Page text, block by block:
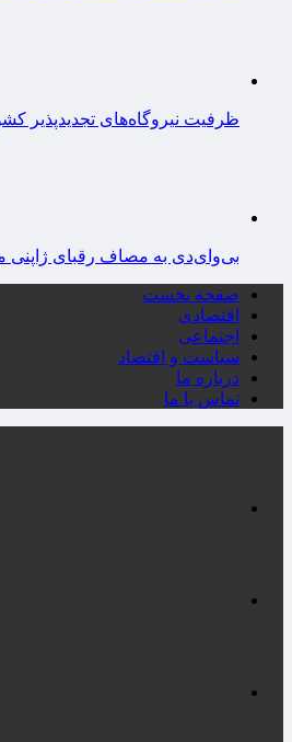
ظرفیت نیروگاه‌های تجدیدپذیر
بی‌وای‌دی به مصاف رقبای ژاپنی
صفحه نخست
اقتصادی
اجتماعی
سیاست و اقتصاد
درباره ما
تماس با ما